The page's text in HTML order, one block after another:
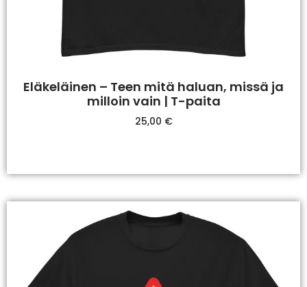
Eläkeläinen – Teen mitä haluan, missä ja
milloin vain | T-paita
25,00 €